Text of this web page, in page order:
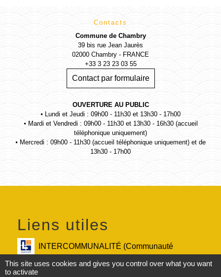
Contacts
Commune de Chambry
39 bis rue Jean Jaurès
02000 Chambry - FRANCE
+33 3 23 23 03 55
Contact par formulaire
OUVERTURE AU PUBLIC
⦁ Lundi et Jeudi : 09h00 - 11h30 et 13h30 - 17h00
⦁ Mardi et Vendredi : 09h00 - 11h30 et 13h30 - 16h30 (accueil
téléphonique uniquement)
⦁ Mercredi : 09h00 - 11h30 (accueil téléphonique uniquement) et de
13h30 - 17h00
Liens utiles
INTERCOMMUNALITÉ (Communauté
d'Agglomération du Pays de Laon)
This site uses cookies and gives you control over what you want
to activate